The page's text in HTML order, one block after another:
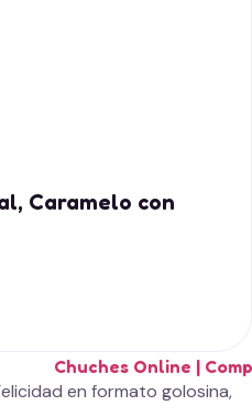
Caramelo con
en formato golosina,